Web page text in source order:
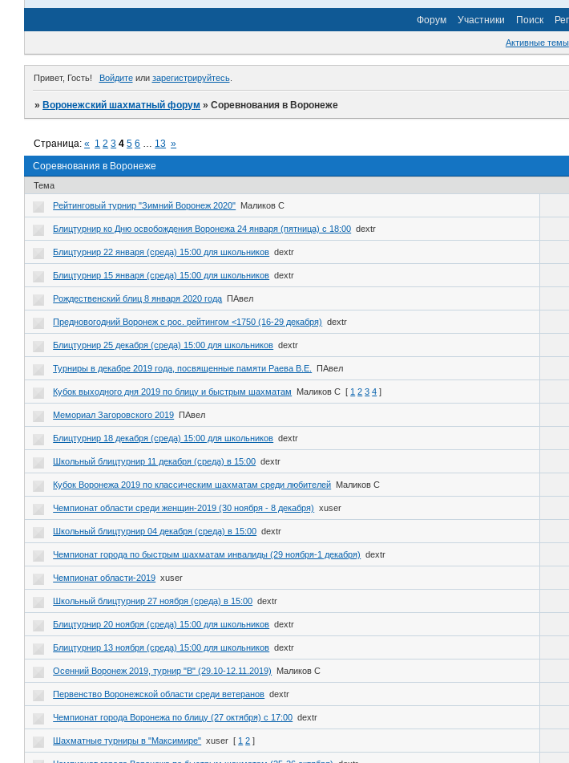
Форум Участники Поиск
Активные темы
Привет, Гость! Войдитеили зарегистрируйтесь.
»Воронежский шахматный форум »Соревнования в Воронеже
Соревнования в Воронеже
Страница:« 1 2 3 4 5 6 … 13 »
Тема
Рейтинговый турнир "Зимний Воронеж 2020" Маликов С
Блицтурнир ко Дню освобождения Воронежа 24 января (пятница) с 18:00 dextr
Блицтурнир 22 января (среда) 15:00 для школьников dextr
Блицтурнир 15 января (среда) 15:00 для школьников dextr
Рождественский блиц 8 января 2020 года ПАвел
Предновогодний Воронеж с рос. рейтингом <1750 (16-29 декабря) dextr
Блицтурнир 25 декабря (среда) 15:00 для школьников dextr
Турниры в декабре 2019 года, посвященные памяти Раева В.Е. ПАвел
Кубок выходного дня 2019 по блицу и быстрым шахматам Маликов С [ 1 2 3 4 ]
Мемориал Загоровского 2019 ПАвел
Блицтурнир 18 декабря (среда) 15:00 для школьников dextr
Школьный блицтурнир 11 декабря (среда) в 15:00 dextr
Кубок Воронежа 2019 по классическим шахматам среди любителей Маликов С
Чемпионат области среди женщин-2019 (30 ноября - 8 декабря) xuser
Школьный блицтурнир 04 декабря (среда) в 15:00 dextr
Чемпионат города по быстрым шахматам инвалиды (29 ноября-1 декабря) dextr
Чемпионат области-2019 xuser
Школьный блицтурнир 27 ноября (среда) в 15:00 dextr
Блицтурнир 20 ноября (среда) 15:00 для школьников dextr
Блицтурнир 13 ноября (среда) 15:00 для школьников dextr
Осенний Воронеж 2019, турнир "В" (29.10-12.11.2019) Маликов С
Первенство Воронежской области среди ветеранов dextr
Чемпионат города Воронежа по блицу (27 октября) с 17:00 dextr
Шахматные турниры в "Максимире" xuser [ 1 2 ]